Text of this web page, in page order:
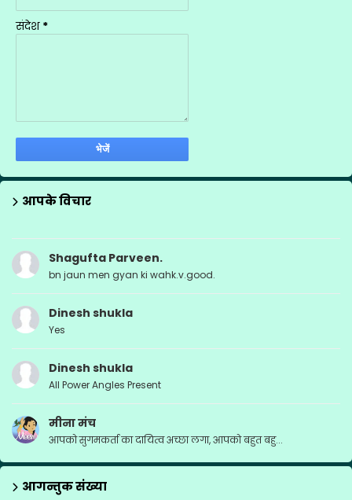
सूचना
संदेश *
आपके विचार
Shagufta Parveen.
bn jaun men gyan ki wahk.v.good.
Dinesh shukla
Yes
Dinesh shukla
All Power Angles Present
मीना मंच
आपको सुगमकर्ता का दायित्व अच्छा लगा, आपको बहुत बहु...
आगन्तुक संख्या